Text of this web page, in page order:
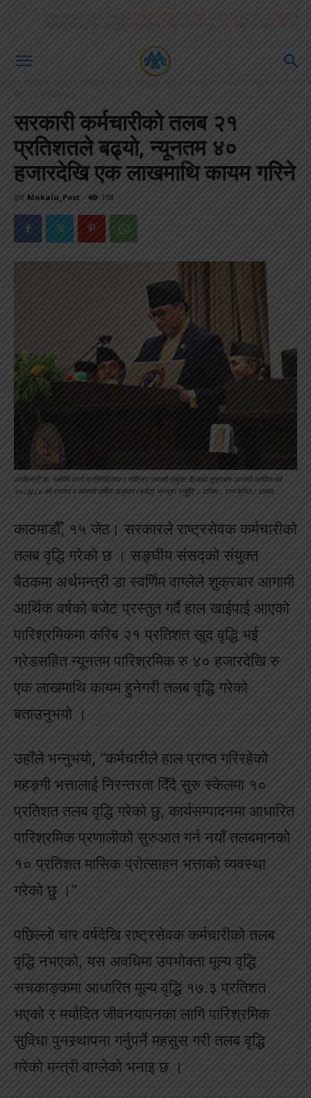
घर Headlines
सरकारी कर्मचारीको तलब २१
प्रतिशतले बढ्याे, न्यूनतम ४०
हजारदेखि एक लाखमाथि कायम गरिने
द्वारा Makalu_Post - 198
अर्थमन्त्री डा. स्वर्णिम वाग्ले प्रतिनिधिसभा र राष्ट्रिय सभाको संयुक्त बैठकमा शुक्रबार आगामी आर्थिक वर्ष
२०८३/८४ को राजश्व र व्ययको वार्षिक अनुमान (बजेट) प्रस्तुत गर्नुहुँदै । तस्बिर : रत्न श्रेष्ठ / रासस
काठमाडौँ, १५ जेठ। सरकारले राष्ट्रसेवक कर्मचारीको
तलब वृद्धि गरेको छ । सङ्घीय संसद्को संयुक्त
बैठकमा अर्थमन्त्री डा स्वर्णिम वाग्लेले शुक्रबार आगामी
आर्थिक वर्षको बजेट प्रस्तुत गर्दै हाल खाईपाई आएको
पारिश्रमिकमा करिब २१ प्रतिशत खुद वृद्धि भई
ग्रेडसहित न्यूनतम पारिश्रमिक रु ४० हजारदेखि रु
एक लाखमाथि कायम हुनेगरी तलब वृद्धि गरेको
बताउनुभयो ।
उहाँले भन्नुभयो, “कर्मचारीले हाल प्राप्त गरिरहेको
महङ्गी भत्तालाई निरन्तरता दिँदै सुरु स्केलमा १०
प्रतिशत तलब वृद्धि गरेको छु, कार्यसम्पादनमा आधारित
पारिश्रमिक प्रणालीको सुरुआत गर्न नयाँ तलबमानको
१० प्रतिशत मासिक प्रोत्साहन भत्ताको व्यवस्था
गरेको छु ।”
पछिल्लो चार वर्षदेखि राष्ट्रसेवक कर्मचारीको तलब
वृद्धि नभएको, यस अवधिमा उपभोक्ता मूल्य वृद्धि
सचकाङ्कमा आधारित मूल्य वृद्धि १७.३ प्रतिशत
भएको र मर्यादित जीवनयापनका लागि पारिश्रमिक
सुविधा पुनस्र्थापना गर्नुपर्ने महसुस गरी तलब वृद्धि
गरेको मन्त्री वाग्लेको भनाइ छ ।